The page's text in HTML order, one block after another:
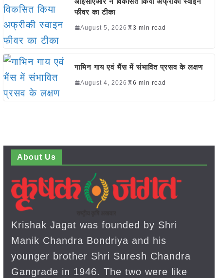
फीवर का टीका
August 5, 2026 3 min read
गाभिन गाय एवं भैंस में संभावित प्रसव के लक्षण
August 4, 2026 6 min read
About Us
Krishak Jagat was founded by Shri
Manik Chandra Bondriya and his
younger brother Shri Suresh Chandra
Gangrade in 1946. The two were like